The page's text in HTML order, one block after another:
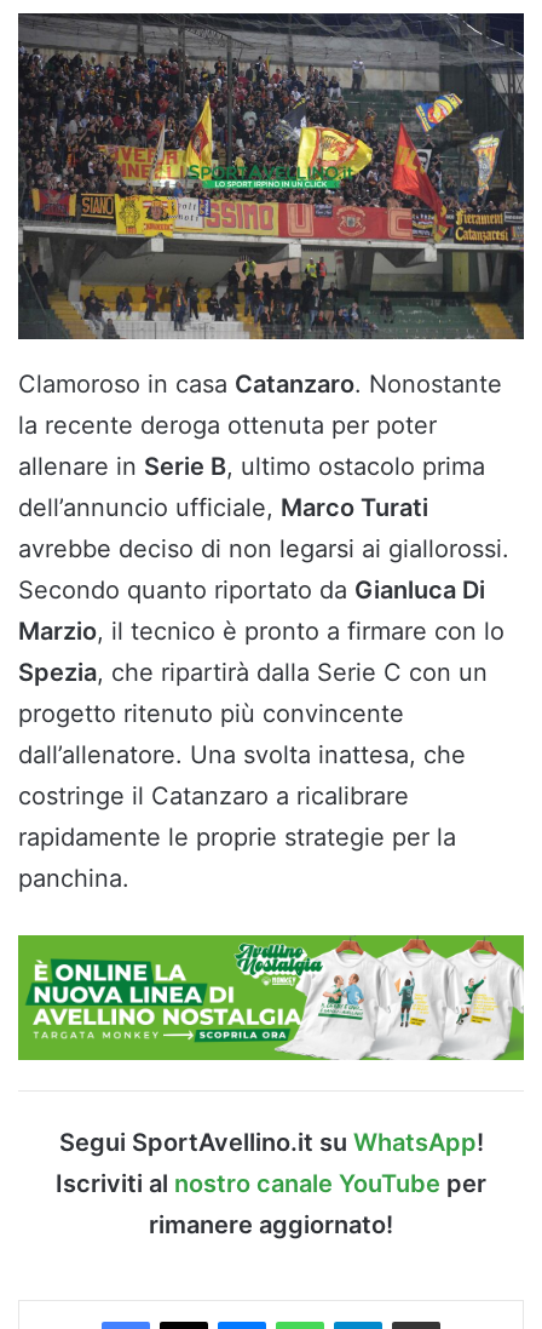
Clamoroso in casa Catanzaro. Nonostante
la recente deroga ottenuta per poter
allenare in Serie B, ultimo ostacolo prima
dell’annuncio ufficiale, Marco Turati
avrebbe deciso di non legarsi ai giallorossi.
Secondo quanto riportato da Gianluca Di
Marzio, il tecnico è pronto a firmare con lo
Spezia, che ripartirà dalla Serie C con un
progetto ritenuto più convincente
dall’allenatore. Una svolta inattesa, che
costringe il Catanzaro a ricalibrare
rapidamente le proprie strategie per la
panchina.
Segui SportAvellino.it su WhatsApp!
Iscriviti al nostro canale YouTube per
rimanere aggiornato!
Facebook
X MessengerWhatsAppTelegramCondividi via Email